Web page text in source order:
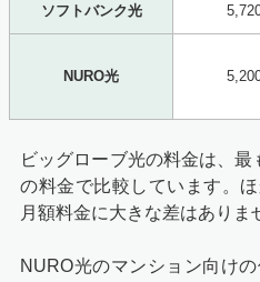
ソフトバンク光
NURO光
ビッグローブ光の料金は、
の料金で比較しています。
月額料金に大きな差はありま
NURO光のマンション向け